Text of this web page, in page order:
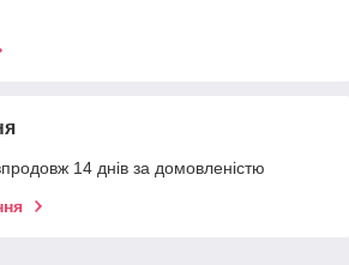
14 днів за домовленістю